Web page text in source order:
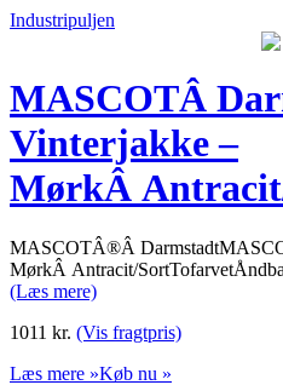
Industripuljen
MASCOTÂ
Vinterjakke –
MørkÂ
MASCOTÂ®Â
MørkÂ Antracit/
(Læs mere)
1011 kr. (Vis fragtpris)
Læs mere »Køb nu »